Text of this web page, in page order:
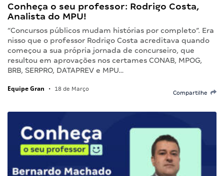
Conheça o seu professor: Rodrigo Costa,
Analista do MPU!
“Concursos públicos mudam histórias por completo”. Era
nisso que o professor Rodrigo Costa acreditava quando
começou a sua própria jornada de concurseiro, que
resultou em aprovações nos certames CONAB, MPOG,
BRB, SERPRO, DATAPREV e MPU…
Equipe Gran • 18 de Março
Compartilhe